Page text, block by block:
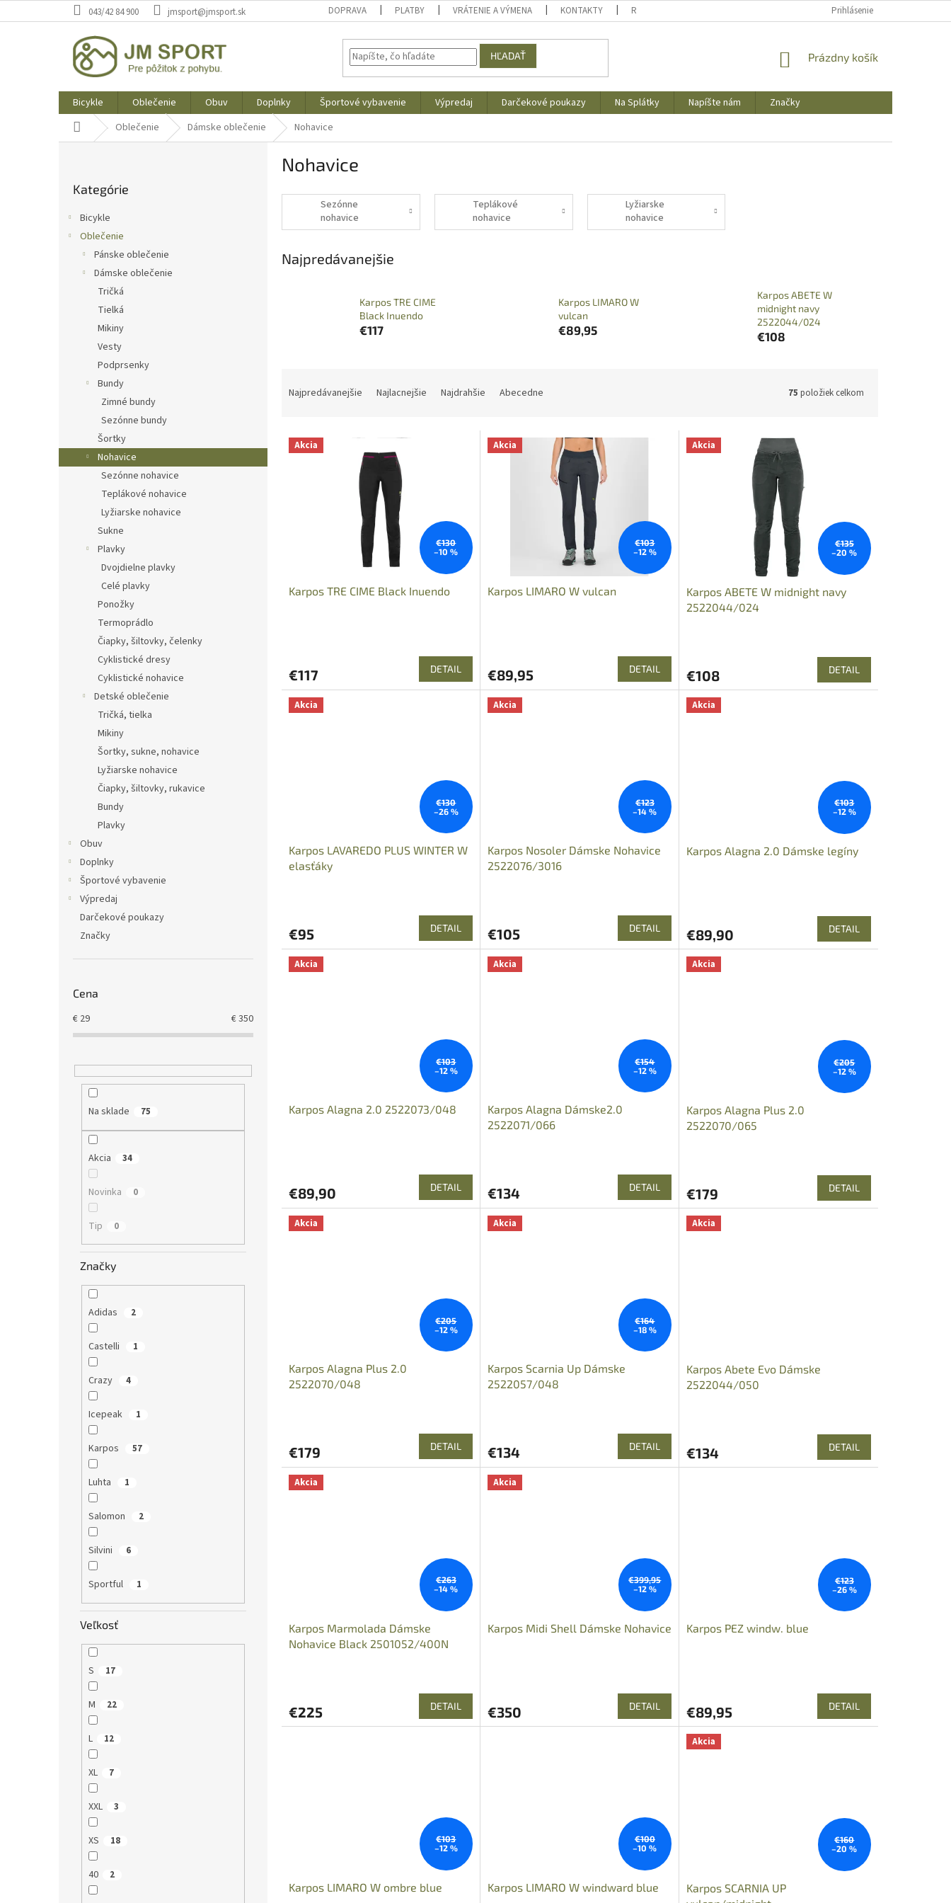
na
043/42 84 900 jmsport@jmsport.sk DOPRAVA PLATBY VRÁTENIE A VÝMENA KONTAKTY REKLAMAČNÝ PORIADOK OBCHODNÉ PODMIENKYPrihlásenie
HĽADAŤ
NÁKUPNÝ
Prázdny košík
Bicykle Oblečenie Obuv Doplnky Športové vybavenie Výpredaj Darčekové poukazy Na Splátky Napíšte nám
Značky
Domov Oblečenie Dámske oblečenie Nohavice
kategórie
Kategórie
Bicykle
Oblečenie
Pánske oblečenie
Dámske oblečenie
Tričká
Tielká
Mikiny
Vesty
Podprsenky
Bundy
Zimné bundy
Sezónne bundy
Šortky
Nohavice
Sezónne nohavice
Teplákové nohavice
Lyžiarske nohavice
Sukne
Plavky
Dvojdielne plavky
Celé plavky
Ponožky
Termoprádlo
Čiapky, šiltovky, čelenky
Cyklistické dresy
Cyklistické nohavice
Detské oblečenie
Tričká, tielka
Mikiny
Šortky, sukne, nohavice
Lyžiarske nohavice
Čiapky, šiltovky, rukavice
Bundy
Plavky
Obuv
Doplnky
Športové vybavenie
Výpredaj
Darčekové poukazy
Značky
Cena
€ 29 €350
Na sklade 75
Akcia 34
Novinka 0
Tip 0
Značky
Adidas 2
Castelli 1
Crazy 4
Icepeak 1
Karpos 57
Luhta 1
Salomon 2
Silvini 6
Sportful 1
Veľkosť
S 17
M 22
L 12
XL 7
XXL 3
XS 18
40 2
Nohavice
Sezónne
nohavice
Teplákové
nohavice
Lyžiarske
nohavice
Najpredávanejšie
Karpos TRE CIME
Black Inuendo
€117
Karpos LIMARO W
vulcan
€89,95
Karpos ABETE W
midnight navy
2522044/024
€108
n
Najpredávanejšie Najlacnejšie Najdrahšie Abecedne 75 položiek celkom
V Akcia
€130
–10 %
Karpos TRE CIME Black Inuendo
€117 DETAIL
Akcia
€103
–12 %
Karpos LIMARO W vulcan
€89,95 DETAIL
Akcia
€135
–20 %
Karpos ABETE W midnight navy
2522044/024
€108 DETAIL
Akcia
€130
–26 %
Karpos LAVAREDO PLUS WINTER W
elasťáky
€95 DETAIL
Akcia
€123
–14 %
Karpos Nosoler Dámske Nohavice
2522076/3016
€105 DETAIL
Akcia
€103
–12 %
Karpos Alagna 2.0 Dámske legíny
je
5,0
€89,90 DETAIL
Akcia
€103
–12 %
Karpos Alagna 2.0 2522073/048
€89,90 DETAIL
Akcia
€154
–12 %
Karpos Alagna Dámske2.0
2522071/066
€134 DETAIL
Akcia
€205
–12 %
Karpos Alagna Plus 2.0
2522070/065
€179 DETAIL
Akcia
€205
–12 %
Karpos Alagna Plus 2.0
2522070/048
€179 DETAIL
Akcia
€164
–18 %
Karpos Scarnia Up Dámske
2522057/048
€134 DETAIL
Akcia
Karpos Abete Evo Dámske
2522044/050
€134 DETAIL
Akcia
€263
–14 %
Karpos Marmolada Dámske
Nohavice Black 2501052/400N
€225 DETAIL
Akcia
€399,95
–12 %
Karpos Midi Shell Dámske Nohavice
€350 DETAIL
€123
–26 %
Karpos PEZ windw. blue
€89,95 DETAIL
€103
–12 %
Karpos LIMARO W ombre blue
€100
–10 %
Karpos LIMARO W windward blue
Akcia
€160
–20 %
Karpos SCARNIA UP